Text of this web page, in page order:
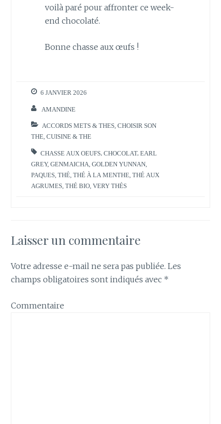
voilà paré pour affronter ce week-
end chocolaté.
Bonne chasse aux œufs !
6 JANVIER 2026
AMANDINE
ACCORDS METS & THES ,CHOISIR SON
THE ,CUISINE & THE
CHASSE AUX OEUFS ,CHOCOLAT,EARL
GREY,GENMAICHA ,GOLDEN YUNNAN
PAQUES ,THÉ ,THÉ À LA MENTHE ,THÉ AUX
AGRUMES ,THÉ BIO ,VERY THÉS
Laisser un commentaire
Votre adresse e-mail ne sera pas publiée. Les
champs obligatoires sont indiqués avec *
Commentaire